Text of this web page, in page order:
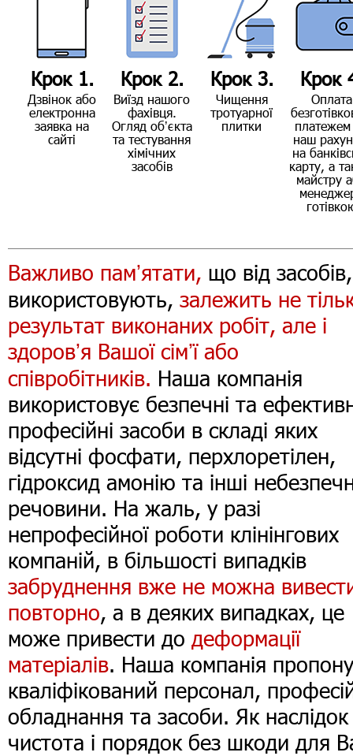
Крок 1. Крок 2. Крок 3. Крок
Дзвінок або
електронна
заявка на
сайті
Виїзд нашого
фахівця.
Огляд обʼєкта
та тестування
хімічних
засобів
Чищення
тротуарної
плитки
Оплата
наш
на
карту, а
майстру
Важливо памʼятати, що від
використовують, залежить не
результат виконаних робіт, але і
здоровʼя Вашої сімʼї або
співробітників. Наша компанія
використовує безпечні та
професійні засоби в складі яких
відсутні фосфати, перхлоретілен,
гідроксид амонію та інші
речовини. На жаль, у разі
непрофесійної роботи клінінгових
компаній, в більшості випадків
забруднення вже не можна
повторно, а в деяких випадках, це
може привести до деформації
матеріалів. Наша компанія
кваліфікований персонал,
обладнання та засоби. Як
чистота і порядок без шкоди для